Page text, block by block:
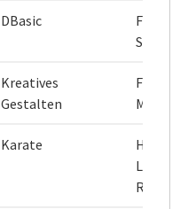
DBasic
Frau
Staff
Kreatives
Gestalten
Frau
Karate
Herr
Lemke-